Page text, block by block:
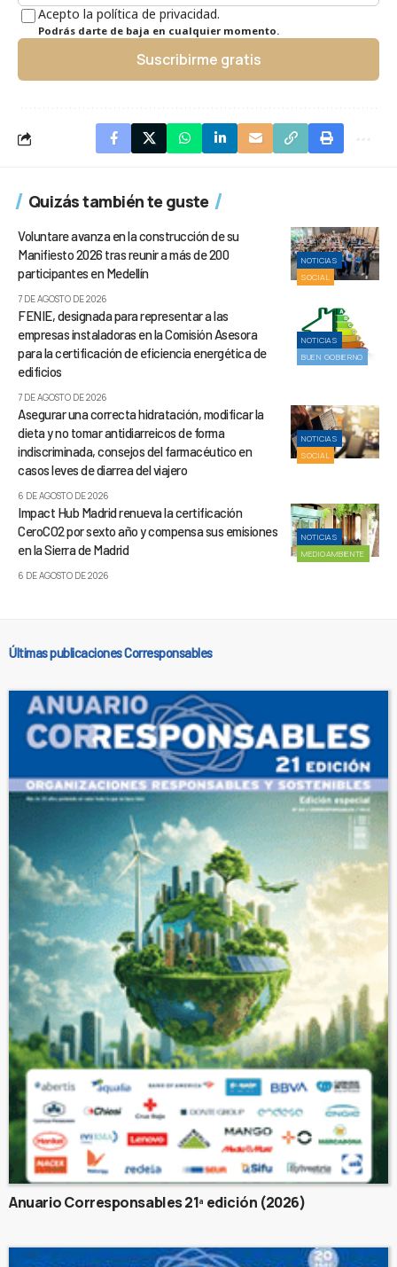
Acepto la política de privacidad.
Podrás darte de baja en cualquier momento.
Suscribirme gratis
Quizás también te guste
NOTICIAS
SOCIAL
Voluntare avanza en la construcción de su
Manifiesto 2026 tras reunir a más de 200
participantes en Medellín
7 DE AGOSTO DE 2026
NOTICIAS
BUEN GOBIERNO
FENIE, designada para representar a las
empresas instaladoras en la Comisión Asesora
para la certificación de eficiencia energética de
edificios
7 DE AGOSTO DE 2026
NOTICIAS
SOCIAL
Asegurar una correcta hidratación, modificar la
dieta y no tomar antidiarreicos de forma
indiscriminada, consejos del farmacéutico en
casos leves de diarrea del viajero
6 DE AGOSTO DE 2026
NOTICIAS
MEDIOAMBIENTE
Impact Hub Madrid renueva la certificación
CeroCO2 por sexto año y compensa sus emisiones
en la Sierra de Madrid
6 DE AGOSTO DE 2026
Últimas publicaciones Corresponsables
Anuario Corresponsables 21ª edición (2026)